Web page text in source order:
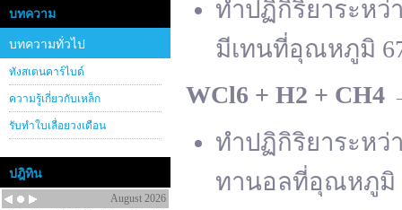
บทความ
บทความทั่วไป
ทังสเตนคาร์ไบด์
ความรู้เกี่ยวกับเหล็ก
รับทำใบเลื่อยวงเดือน
ปฎิทิน
August 2026
ทำปฏิกิริยาระหว่
มีเทนที่อุณหภูมิ
WCl6 + H2 + CH4
ทำปฏิกิริยาระหว่
ทานอลที่อุณหภูมิ